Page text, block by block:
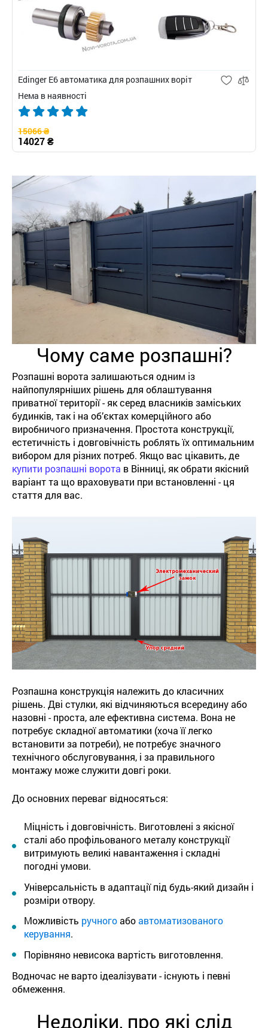
Edinger E6 автоматика для розпашних воріт
Нема в наявності
15066 ₴
14027 ₴
Чому саме розпашні?
Розпашні ворота залишаються одним із
найпопулярніших рішень для облаштування
приватної території - як серед власників заміських
будинків, так і на об’єктах комерційного або
виробничого призначення. Простота конструкції,
естетичність і довговічність роблять їх оптимальним
вибором для різних потреб. Якщо вас цікавить, де
купити розпашні ворота в Вінниці, як обрати якісний
варіант та що враховувати при встановленні - ця
стаття для вас.
Розпашна конструкція належить до класичних
рішень. Дві стулки, які відчиняються всередину або
назовні - проста, але ефективна система. Вона не
потребує складної автоматики (хоча її легко
встановити за потреби), не потребує значного
технічного обслуговування, і за правильного
монтажу може служити довгі роки.
До основних переваг відносяться:
Міцність і довговічність. Виготовлені з якісної
сталі або профільованого металу конструкції
витримують великі навантаження і складні
погодні умови.
Універсальність в адаптації під будь-який дизайн і
розміри отвору.
Можливість ручногоабоавтоматизованого
керування.
Порівняно невисока вартість виготовлення.
Водночас не варто ідеалізувати - існують і певні
обмеження.
Недоліки, про які слід